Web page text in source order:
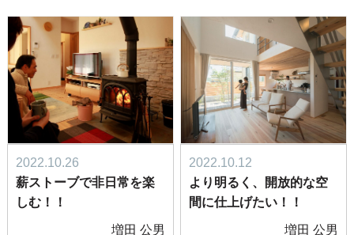
2022.10.26
薪ストーブで非日常を楽
しむ！！
増田 公男
2022.10.12
より明るく、開放的な空
間に仕上げたい！！
増田 公男